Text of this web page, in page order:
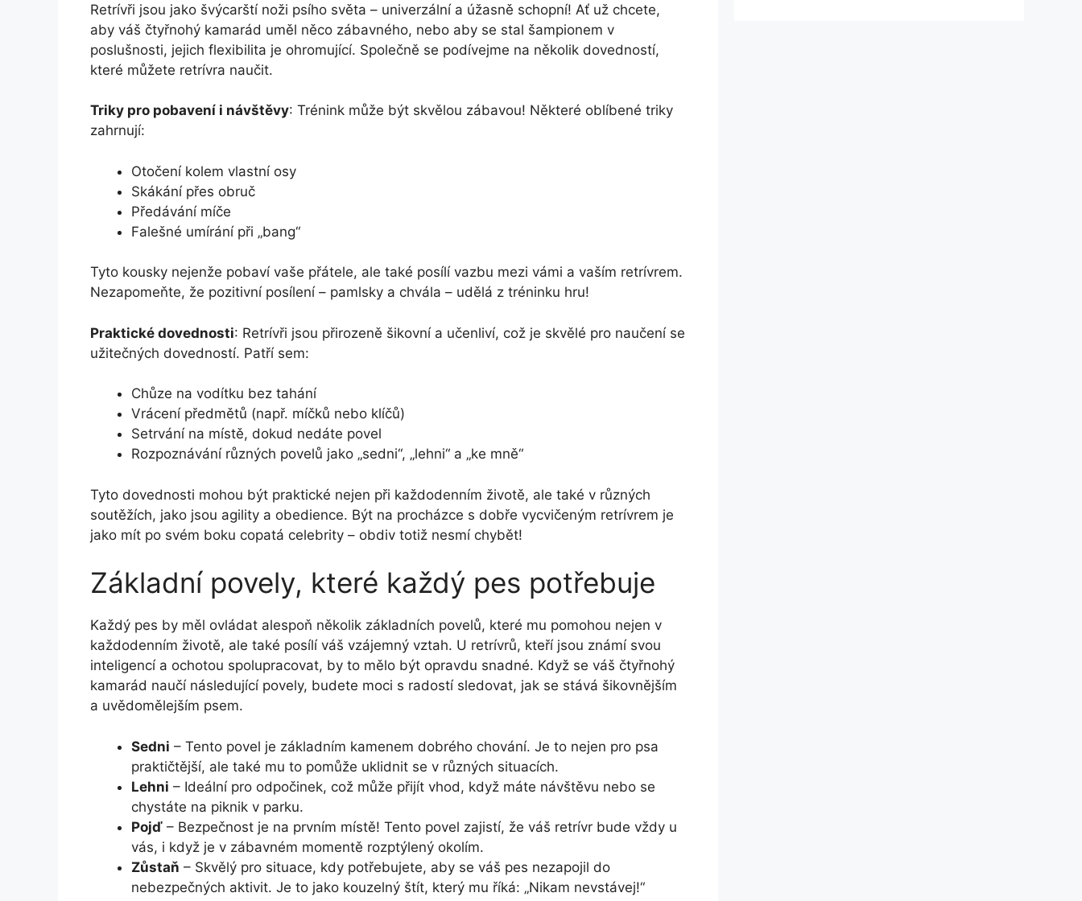
Retrívři jsou jako švýcarští noži psího světa – univerzální a úžasně schopní! Ať už chcete,
aby váš čtyřnohý kamarád uměl něco zábavného, nebo aby se stal šampionem v
poslušnosti, jejich flexibilita je ohromující. Společně se podívejme na několik dovedností,
které můžete retrívra naučit.
Triky pro pobavení i návštěvy: Trénink může být skvělou zábavou! Některé oblíbené triky
zahrnují:
Otočení kolem vlastní osy
Skákání přes obruč
Předávání míče
Falešné umírání při „bang“
Tyto kousky nejenže pobaví vaše přátele, ale také posílí vazbu mezi vámi a vaším retrívrem.
Nezapomeňte, že pozitivní posílení – pamlsky a chvála – udělá z tréninku hru!
Praktické dovednosti: Retrívři jsou přirozeně šikovní a učenliví, což je skvělé pro naučení se
užitečných dovedností. Patří sem:
Chůze na vodítku bez tahání
Vrácení předmětů (např. míčků nebo klíčů)
Setrvání na místě, dokud nedáte povel
Rozpoznávání různých povelů jako „sedni“, „lehni“ a „ke mně“
Tyto dovednosti mohou být praktické nejen při každodenním životě, ale také v různých
soutěžích, jako jsou agility a obedience. Být na procházce s dobře vycvičeným retrívrem je
jako mít po svém boku copatá celebrity – obdiv totiž nesmí chybět!
Základní povely, které každý pes potřebuje
Každý pes by měl ovládat alespoň několik základních povelů, které mu pomohou nejen v
každodenním životě, ale také posílí váš vzájemný vztah. U retrívrů, kteří jsou známí svou
inteligencí a ochotou spolupracovat, by to mělo být opravdu snadné. Když se váš čtyřnohý
kamarád naučí následující povely, budete moci s radostí sledovat, jak se stává šikovnějším
a uvědomělejším psem.
Sedni – Tento povel je základním kamenem dobrého chování. Je to nejen pro psa
praktičtější, ale také mu to pomůže uklidnit se v různých situacích.
Lehni – Ideální pro odpočinek, což může přijít vhod, když máte návštěvu nebo se
chystáte na piknik v parku.
Pojď – Bezpečnost je na prvním místě! Tento povel zajistí, že váš retrívr bude vždy u
vás, i když je v zábavném momentě rozptýlený okolím.
Zůstaň – Skvělý pro situace, kdy potřebujete, aby se váš pes nezapojil do
nebezpečných aktivit. Je to jako kouzelný štít, který mu říká: „Nikam nevstávej!“